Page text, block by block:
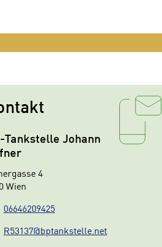
Tankstelle Johann
4
Wien
06646209425
R53137@bptankstelle.net